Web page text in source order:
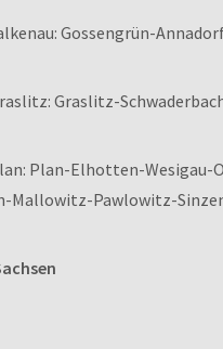
Gossengrün-
Graslitz-
Plan-Elhotten-
Mallowitz-Pawlowitz-